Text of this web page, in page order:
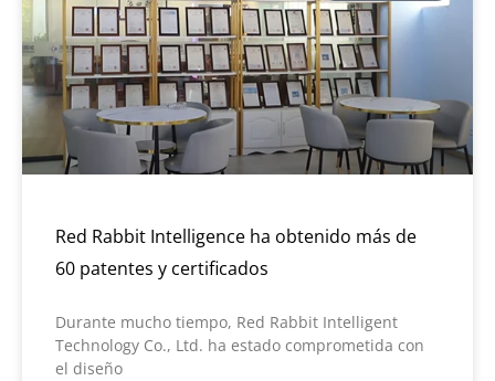
Red Rabbit Intelligence ha obtenido más de
60 patentes y certificados
Durante mucho tiempo, Red Rabbit Intelligent
Technology Co., Ltd. ha estado comprometida con
el diseño